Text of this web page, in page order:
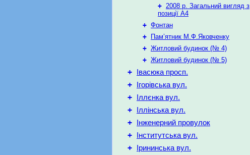
+ 2008 р. Загальний вигляд з
позиції А4
+ Фонтан
+
Пам’ятник М.Ф.Яковченку
+ Житловий будинок (№ 4)
+ Житловий будинок (№ 5)
+ Івасюка просп.
+ Ігорівська вул.
+ Іллєнка вул.
+ Іллінська вул.
+ Інженерний провулок
+ Інститутська вул.
+ Ірининська вул.